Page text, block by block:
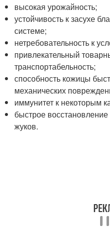
высокая урожайность;
устойчивость к засухе
системе;
нетребовательность к
привлекательный
транспортабельность;
способность кожицы
механических
иммунитет к некоторым
быстрое
жуков.